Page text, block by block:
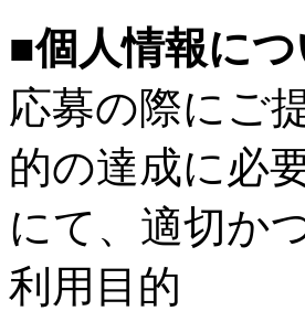
■個人情報につ
応募の際にご
的の達成に必
にて、適切か
利用目的